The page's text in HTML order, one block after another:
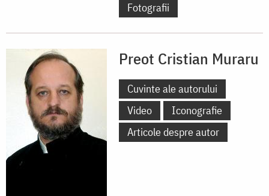
Fotografii
Preot Cristian Muraru
Cuvinte ale autorului
Video
Iconografie
Articole despre autor